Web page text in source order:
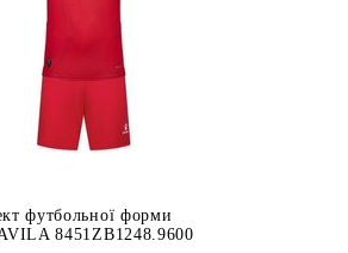
футбольної форми
8451ZB1248.9600